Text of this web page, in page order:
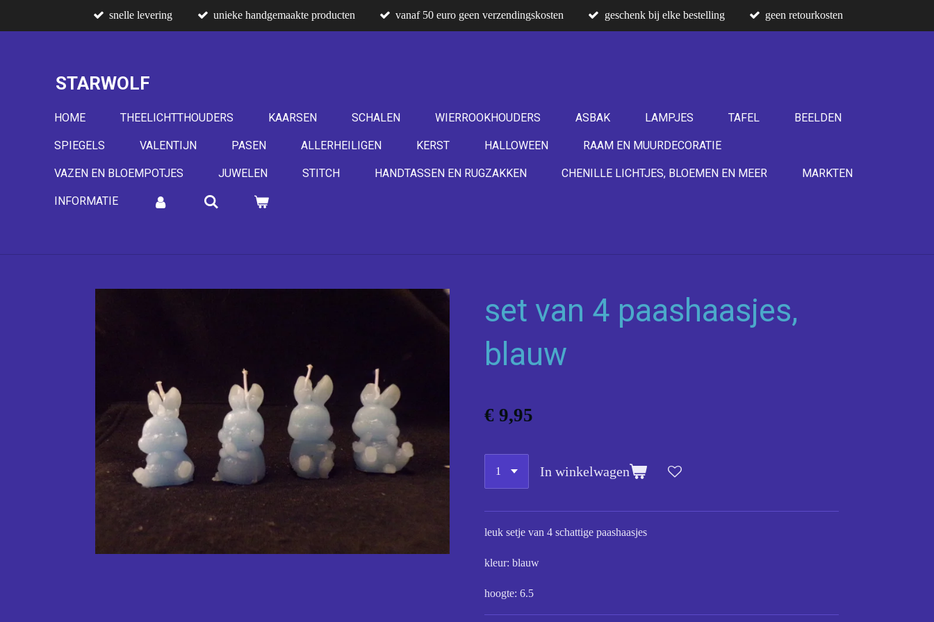
direct
hoofdinhoud
snelle levering unieke handgemaakte producten vanaf 50 euro geen verzendingskosten geschenk bij elke bestelling geen retourkosten
STARWOLF
HOME THEELICHTTHOUDERS KAARSEN SCHALEN WIERROOKHOUDERS ASBAK LAMPJES TAFEL BEELDEN
SPIEGELS VALENTIJN PASEN ALLERHEILIGEN KERST HALLOWEEN RAAM EN MUURDECORATIE
VAZEN EN BLOEMPOTJES JUWELEN STITCH HANDTASSEN EN RUGZAKKEN CHENILLE LICHTJES, BLOEMEN EN MEER MARKTEN
INFORMATIE
set van 4 paashaasjes,
blauw
€ 9,95
In winkelwagen
leuk setje van 4 schattige paashaasjes
kleur: blauw
hoogte: 6.5